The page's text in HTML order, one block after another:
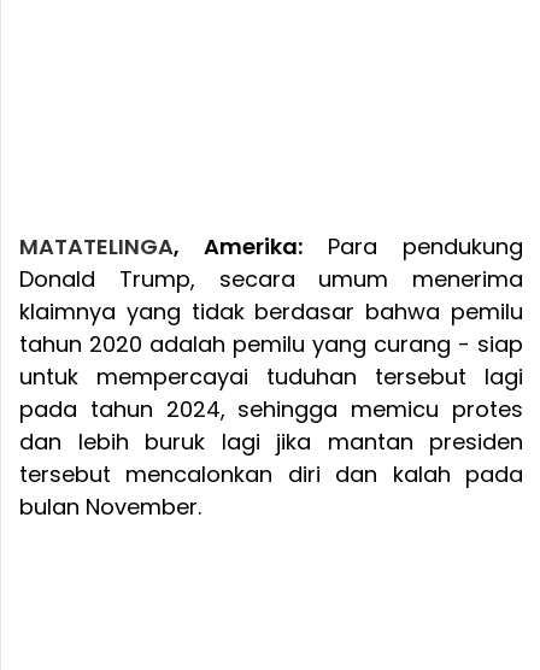
MATATELINGA, Amerika: Para pendukung
Donald Trump, secara umum menerima
klaimnya yang tidak berdasar bahwa pemilu
tahun 2020 adalah pemilu yang curang - siap
untuk mempercayai tuduhan tersebut lagi
pada tahun 2024, sehingga memicu protes
dan lebih buruk lagi jika mantan presiden
tersebut mencalonkan diri dan kalah pada
bulan November.